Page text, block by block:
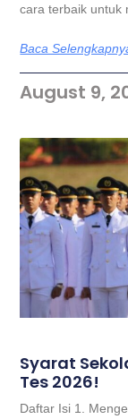
cara terbaik untuk
Baca
August 9,
Syarat
Tes 2026!
Daftar Isi 1.